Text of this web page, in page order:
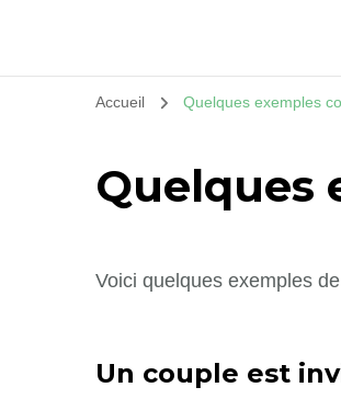
Accueil Quelques exemples
Quelques
Voici quelques exemples
Un couple est